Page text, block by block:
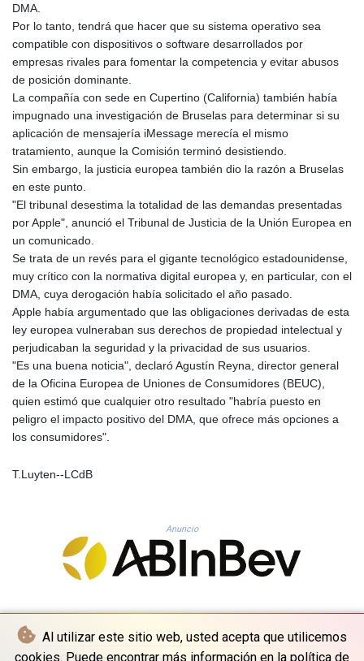
Al utilizar este sitio web, usted acepta que utilicemos
cookies. Puede encontrar más información en la política de
HTG 151.150865
HUF 363.096405
IDR 20580.370421
ILS 3.468234
IMP 0.859288
INR 109.992259
IQD 1515.115748
IRR
1590322.371805
JEP 0.859288
JMD 183.583315
JPY 182.445186
KES 148.887592
KGS 101.104505
KHR 4685.244046
KMF 492.514185
KRW 1627.712241
KWD 0.356853
KYD 0.963346
KZT 541.784389
LAK 26108.437325
LVL 0.699335
LYD 7.358849
MAD 10.757887
MGA 4982.944983
MMK 2427.367709
DMA.
Por lo tanto, tendrá que hacer que su sistema operativo sea
compatible con dispositivos o software desarrollados por
empresas rivales para fomentar la competencia y evitar abusos
de posición dominante.
La compañía con sede en Cupertino (California) también había
impugnado una investigación de Bruselas para determinar si su
aplicación de mensajería iMessage merecía el mismo
tratamiento, aunque la Comisión terminó desistiendo.
Sin embargo, la justicia europea también dio la razón a Bruselas
en este punto.
"El tribunal desestima la totalidad de las demandas presentadas
por Apple", anunció el Tribunal de Justicia de la Unión Europea en
un comunicado.
Se trata de un revés para el gigante tecnológico estadounidense,
muy crítico con la normativa digital europea y, en particular, con el
DMA, cuya derogación había solicitado el año pasado.
Apple había argumentado que las obligaciones derivadas de esta
ley europea vulneraban sus derechos de propiedad intelectual y
perjudicaban la seguridad y la privacidad de sus usuarios.
"Es una buena noticia", declaró Agustín Reyna, director general
de la Oficina Europea de Uniones de Consumidores (BEUC),
quien estimó que cualquier otro resultado "habría puesto en
peligro el impacto positivo del DMA, que ofrece más opciones a
los consumidores".
T.Luyten--LCdB
Anuncio